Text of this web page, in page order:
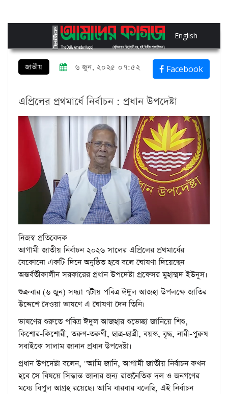
English
জাতীয় ৬ জুন, ২০২৫ ০৭:৫২ Facebook
এপ্রিলের প্রথমার্ধে নির্বাচন : প্রধান উপদেষ্টা
নিজস্ব প্রতিবেদক
আগামী জাতীয় নির্বাচন ২০২৬ সালের এপ্রিলের প্রথমার্ধের
যেকোনো একটি দিনে অনুষ্ঠিত হবে বলে ঘোষণা দিয়েছেন
অন্তর্বর্তীকালীন সরকারের প্রধান উপদেষ্টা প্রফেসর মুহাম্মদ ইউনূস।
শুক্রবার (৬ জুন) সন্ধ্যা ৭টায় পবিত্র ঈদুল আজহা উপলক্ষে জাতির
উদ্দেশে দেওয়া ভাষণে এ ঘোষণা দেন তিনি।
ভাষণের শুরুতে পবিত্র ঈদুল আজহার শুভেচ্ছা জানিয়ে শিশু,
কিশোর-কিশোরী, তরুণ-তরুণী, ছাত্র-ছাত্রী, বয়স্ক, বৃদ্ধ, নারী-পুরুষ
সবাইকে সালাম জানান প্রধান উপদেষ্টা।
প্রধান উপদেষ্টা বলেন, "আমি জানি, আগামী জাতীয় নির্বাচন কখন
হবে সে বিষয়ে সিদ্ধান্ত জানার জন্য রাজনৈতিক দল ও জনগণের
মধ্যে বিপুল আগ্রহ রয়েছে। আমি বারবার বলেছি, এই নির্বাচন